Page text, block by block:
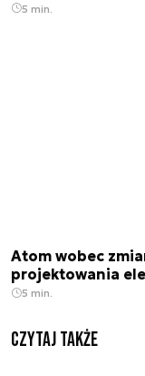
5 min.
Atom wobec
projektowania
5 min.
Czytaj także